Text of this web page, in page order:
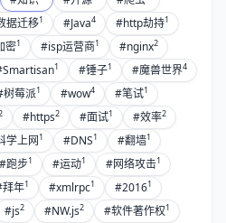
据迁移1 #Java4 #http劫持1
密1 #isp运营商1 #nginx2
1 #锤子1 #魔兽世界4
树莓派1 #wow4 #笔试1
#https2 #面试1 #效率2
学上网1 #DNS1 #翻墙1
#跑步1 #运动1 #网络攻击1
年1 #xmlrpc1 #20161
#js2 #NW.js2 #软件著作权1